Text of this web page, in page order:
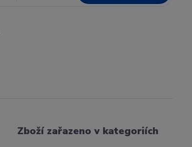
Zboží zařazeno v kategoriích